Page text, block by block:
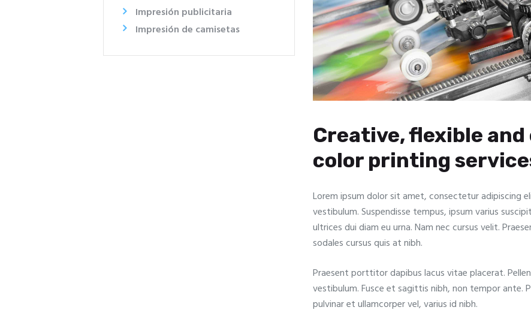
Creative, flexible
color printing
Lorem ipsum dolor sit amet, consectetur adipiscing
vestibulum. Suspendisse tempus, ipsum varius
ultrices dui diam eu urna. Nam nec cursus velit.
sodales cursus quis at nibh.
Praesent porttitor dapibus lacus vitae placerat.
vestibulum. Fusce et sagittis nibh, non tempor ante.
pulvinar et ullamcorper vel, varius id nibh.
Impresión publicitaria
Impresión de camisetas